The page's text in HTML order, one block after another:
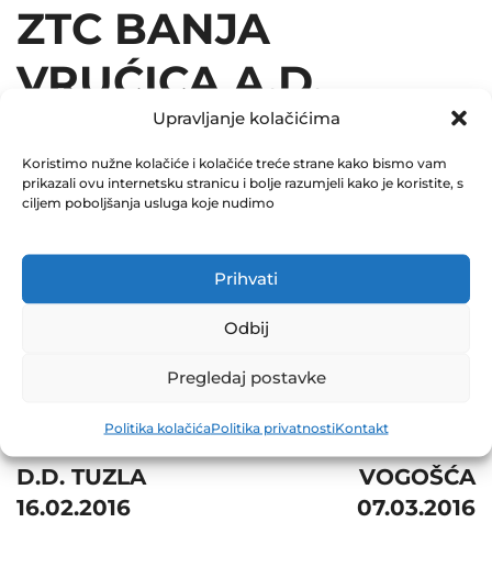
Upravljanje kolačićima
Koristimo nužne kolačiće i kolačiće treće strane kako bismo vam
prikazali ovu internetsku stranicu i bolje razumjeli kako je koristite, s
ciljem poboljšanja usluga koje nudimo
Prihvati
Odbij
Pregledaj postavke
Politika kolačićaPolitika privatnostiKontakt
ZTC BANJA
VRUĆICA A.D.
TESLIĆ 15.03.2016
December 31, 2016
0 Comments
Share
navigation
D.D. TUZLA
16.02.2016
VOGOŠĆA
07.03.2016